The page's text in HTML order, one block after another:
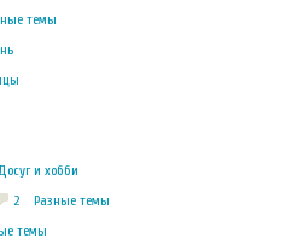
темы
Досуг и хобби
2 Разные темы
темы